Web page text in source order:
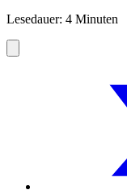
Lesedauer: 4 Minuten